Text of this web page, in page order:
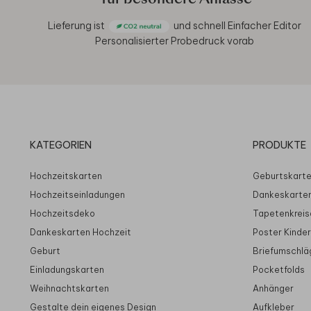
Lieferung ist und schnell Einfacher Editor
Personalisierter Probedruck vorab
KATEGORIEN
Hochzeitskarten
Hochzeitseinladungen
Hochzeitsdeko
Dankeskarten Hochzeit
Geburt
Einladungskarten
Weihnachtskarten
Gestalte dein eigenes Design
PRODUKTE
Poster
Pocketfolds
Anhänger
Aufkleber